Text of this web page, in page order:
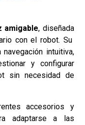
ideal para
la manipulación de
diaria.
sólido que
Su chasis
lo que le